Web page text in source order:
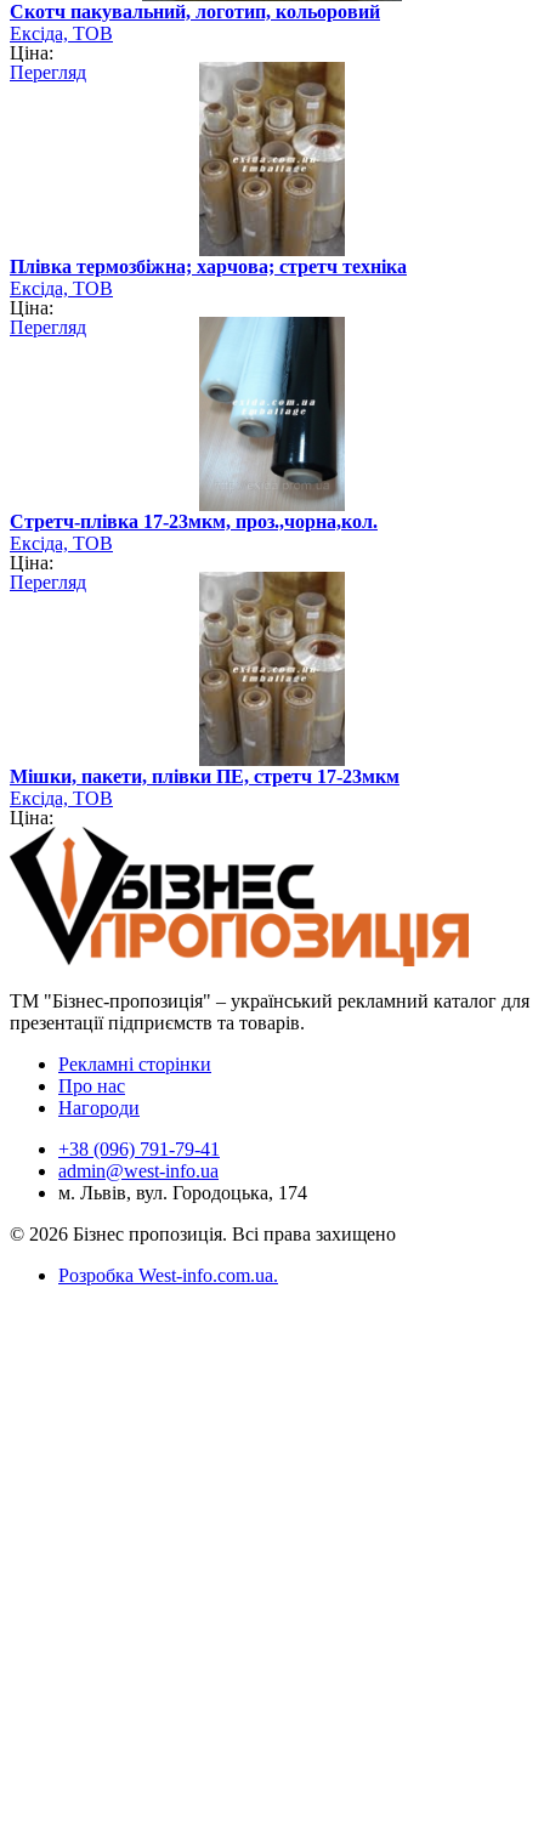
Скотч пакувальний, логотип, кольоровий
Ексіда, ТОВ
Ціна:
Перегляд
Плівка термозбіжна; харчова; стретч техніка
Ексіда, ТОВ
Ціна:
Перегляд
Стретч-плівка 17-23мкм, проз.,чорна,кол.
Ексіда, ТОВ
Ціна:
Перегляд
Мішки, пакети, плівки ПЕ, стретч 17-23мкм
Ексіда, ТОВ
Ціна:
ТМ "Бізнес-пропозиція" – український рекламний каталог для
презентації підприємств та товарів.
Рекламні сторінки
Про нас
Нагороди
+38 (096) 791-79-41
admin@west-info.ua
м. Львів, вул. Городоцька, 174
© 2026 Бізнес пропозиція. Всі права захищено
Розробка West-info.com.ua.